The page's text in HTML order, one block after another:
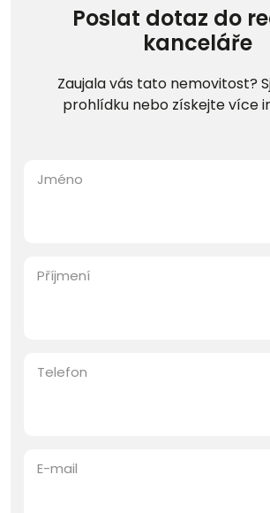
Poslat dotaz do
kanceláře
Zaujala vás tato nemovitost?
prohlídku nebo získejte více
Jméno
Příjmení
Telefon
E-mail